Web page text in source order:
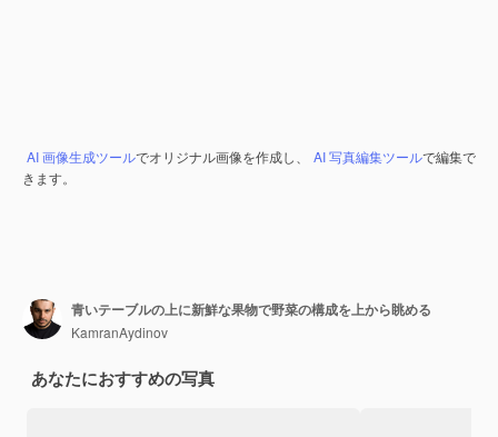
AI 画像生成ツールでオリジナル画像を作成し、 AI 写真編集ツールで編集で
きます。
青いテーブルの上に新鮮な果物で野菜の構成を上から眺める
KamranAydinov
あなたにおすすめの写真